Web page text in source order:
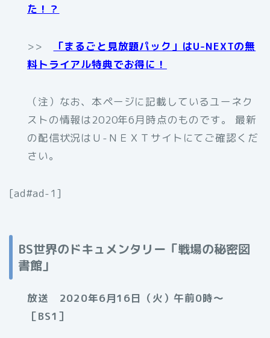
た！？
>>
「まるごと見放題パック」はU-NEXTの無
料トライアル特典でお得に！
（注）なお、本ページに記載しているユーネク
ストの情報は2020年6月時点のものです。 最新
の配信状況はＵ-ＮＥＸＴサイトにてご確認くだ
さい。
[ad#ad-1]
BS世界のドキュメンタリー「戦場の秘密図
書館」
放送 2020年6月16日（火）午前0時〜
［BS1］